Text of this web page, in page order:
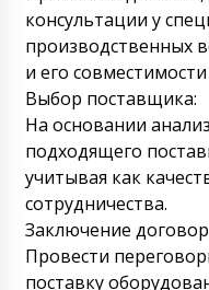
консультации у
производственных
и его
Выбор поставщика:
На основании
подходящего
учитывая как
сотрудничества.
Заключение
Провести
поставку
Добрый
все цены
дверей
включена.
Алёна
Добрый день!
розлива жидкостей
платежки
заказ в работу.
Роман
Алёна,